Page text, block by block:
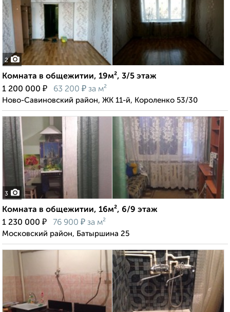
2
Комната в общежитии, 19м², 3/5 этаж
1 200 000 ₽ 63 200 ₽ за м²
Ново-Савиновский район, ЖК 11-й, Короленко 53/30
3
Комната в общежитии, 16м², 6/9 этаж
1 230 000 ₽ 76 900 ₽ за м²
Московский район, Батыршина 25